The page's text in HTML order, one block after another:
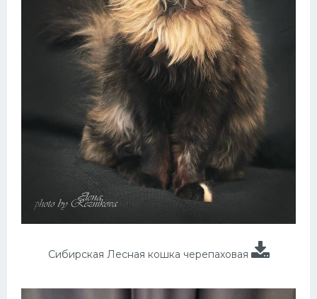
Сибирская Лесная кошка черепаховая